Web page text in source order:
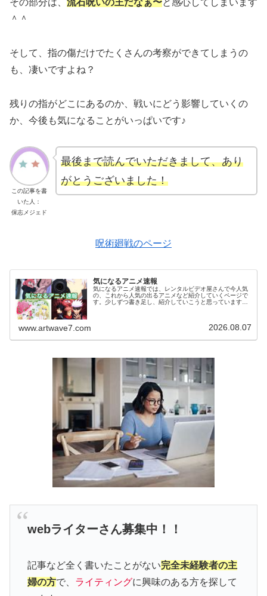
その部分は、 流石呪いの王だなぁ〜と感心してしまいます
＾＾
そして、指の傷だけでたくさんの考察ができてしまうの
も、凄いですよね？
残りの指がどこにあるのか、戦いにどう影響していくの
か、今後も気になることがいっぱいです♪
この記事を書
いた人：
保志メジェド
最後まで読んでいただきまして、あり
がとうございました！
呪術廻戦のページ
気になるアニメ速報
気になるアニメ速報では、レンタルビデオ屋さんで今人気
の、これから人気の出るアニメなど紹介していくページで
す。少しずつ書き足し、紹介していこうと思っています。
www.artwave7.com 2026.08.07
webライターさん募集中！！
記事など全く書いたことがない完全未経験者の主
婦の方で、 ライティングに興味のある方を探して